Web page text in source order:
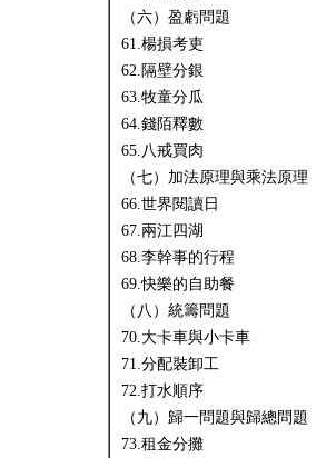
（六）盈虧問題
61.楊損考吏
62.隔壁分銀
63.牧童分瓜
64.錢陌釋數
65.八戒買肉
（七）加法原理與乘法原理
66.世界閱讀日
67.兩江四湖
68.李幹事的行程
69.快樂的自助餐
（八）統籌問題
70.大卡車與小卡車
71.分配裝卸工
72.打水順序
（九）歸一問題與歸總問題
73.租金分攤